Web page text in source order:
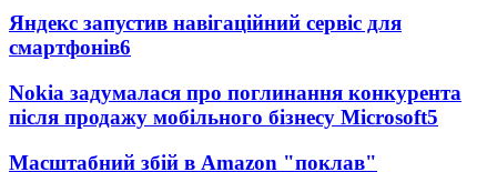
Яндекс запустив навігаційний сервіс для
смартфонів6
Nokia задумалася про поглинання конкурента
після продажу мобільного бізнесу Microsoft5
Масштабний збій в Amazon "поклав"